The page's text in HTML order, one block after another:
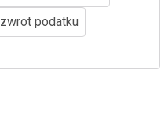
zwrot podatku